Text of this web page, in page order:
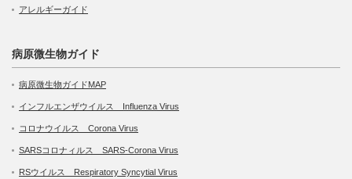
アレルギーガイド
病原微生物ガイド
病原微生物ガイドMAP
インフルエンザウイルス Influenza Virus
コロナウイルス Corona Virus
SARSコロナィルス SARS-Corona Virus
RSウイルス Respiratory Syncytial Virus